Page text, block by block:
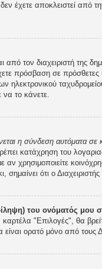
δεν έχετε αποκλειστεί
από τον διαχειριστή της
πρόσβαση σε πρόσθετες
ηλεκτρονικού
το κάνετε.
η σύνδεση αυτόματα σε
κατάχρηση του
αν χρησιμοποιείτε
σημαίνει ότι ο
του ονόματός μου
"Επιλογές", θα
ορατό μόνο από τους